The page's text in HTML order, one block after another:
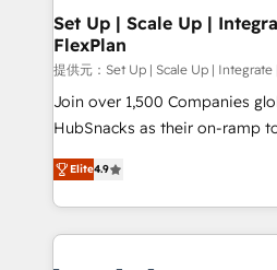
Award 🏆2020 Elite Solutions
Integrations HubSpot Impact
Marketing Enablement
2018 Website Design HubSpot
Website Design HubSpot
Sales Enablement HubSpot
Growth-Driven Design Agency
Set Up | Scale Up |
FlexPlan
提供元：Set Up | Scale Up | Integrate
Join over 1,500 Companies
HubSnacks as their on-ramp
Simple pay-as-you-go plans
1️⃣ Set Up | Onboarding New
HubSpot portals 2️⃣ Scale Up | 100% HubSpot Task
Execution... Global 24/7 ... All Experts 3️⃣
Elite4.9